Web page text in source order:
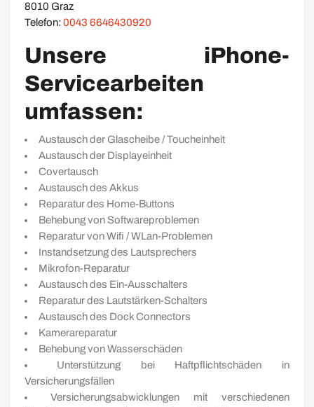
8010 Graz
Telefon: 0043 6646430920
Unsere iPhone-
Servicearbeiten
umfassen:
Austausch der Glascheibe / Toucheinheit
Austausch der Displayeinheit
Covertausch
Austausch des Akkus
Reparatur des Home-Buttons
Behebung von Softwareproblemen
Reparatur von Wifi / WLan-Problemen
Instandsetzung des Lautsprechers
Mikrofon-Reparatur
Austausch des Ein-Ausschalters
Reparatur des Lautstärken-Schalters
Austausch des Dock Connectors
Kamerareparatur
Behebung von Wasserschäden
Unterstützung bei Haftpflichtschäden in
Versicherungsfällen
Versicherungsabwicklungen mit verschiedenen